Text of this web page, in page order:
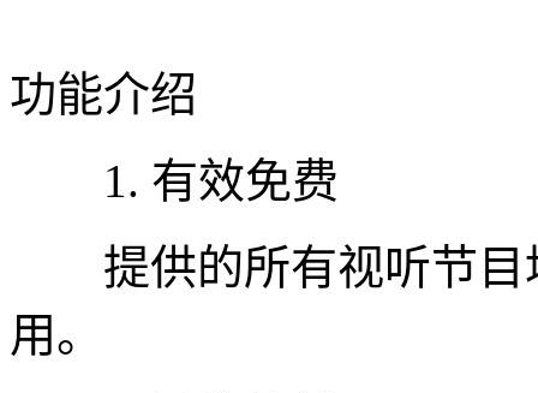
功能介绍
1. 有效免费
提供的所有视听节目
用。